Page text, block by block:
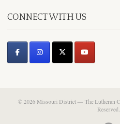
CONNECT WITH US
© 2026 Missouri District — The Lutheran
Reserved.